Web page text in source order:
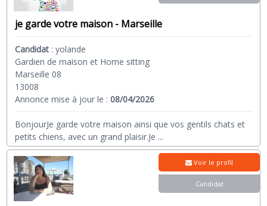
je garde votre maison - Marseille
Candidat :yolande
Gardien de maison et Home sitting
Marseille 08
13008
Annonce mise à jour le :08/04/2026
BonjourJe garde votre maison ainsi que vos gentils chats et
petits chiens, avec un grand plaisir.Je ...
Voir le profil
Candidat